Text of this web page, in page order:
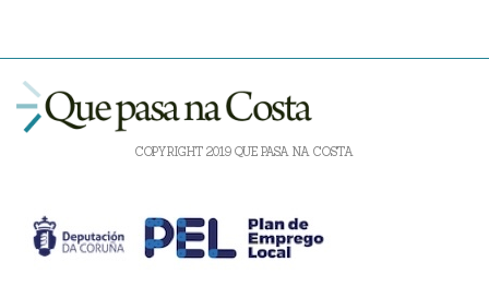
COPYRIGHT 2019 QUE PASA NA COSTA